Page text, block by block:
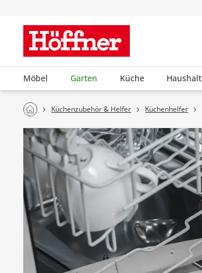
Möbel Garten Küche Haushalt
Küchenzubehör & Helfer Küchenhelfer